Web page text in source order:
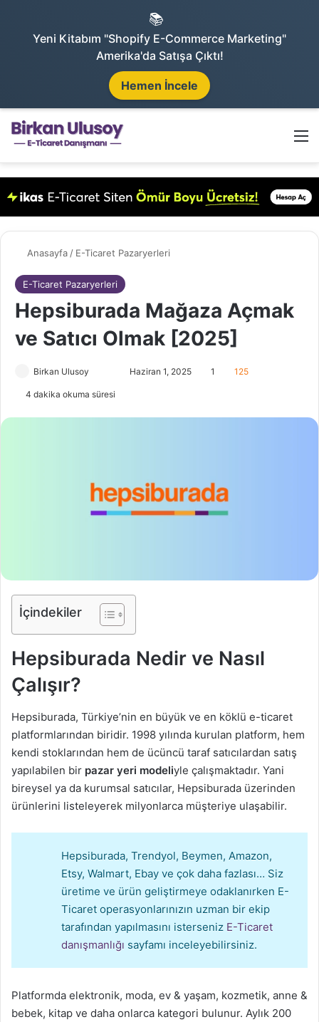
📚
Yeni Kitabım "Shopify E-Commerce Marketing"
Amerika'da Satışa Çıktı!
Hemen İncele
Anasayfa/ E-Ticaret Pazaryerleri
E-Ticaret Pazaryerleri
Hepsiburada Mağaza Açmak
ve Satıcı Olmak [2025]
Birkan Ulusoy
n
X
s
t
d
e
r
e
Haziran 1, 2025 1 125
4 dakika okuma süresi
İçindekiler
Hepsiburada Nedir ve Nasıl
Çalışır?
Hepsiburada, Türkiye’nin en büyük ve en köklü e-ticaret
platformlarından biridir. 1998 yılında kurulan platform, hem
kendi stoklarından hem de ücüncü taraf satıcılardan satış
yapılabilen bir pazar yeri modeliyle çalışmaktadır. Yani
bireysel ya da kurumsal satıcılar, Hepsiburada üzerinden
ürünlerini listeleyerek milyonlarca müşteriye ulaşabilir.
Hepsiburada, Trendyol, Beymen, Amazon,
Etsy, Walmart, Ebay ve çok daha fazlası… Siz
üretime ve ürün geliştirmeye odaklanırken E-
Ticaret operasyonlarınızın uzman bir ekip
tarafından yapılmasını isterseniz E-Ticaret
danışmanlığı sayfamı inceleyebilirsiniz.
Platformda elektronik, moda, ev & yaşam, kozmetik, anne &
bebek, kitap ve daha onlarca kategori bulunur. Aylık 200